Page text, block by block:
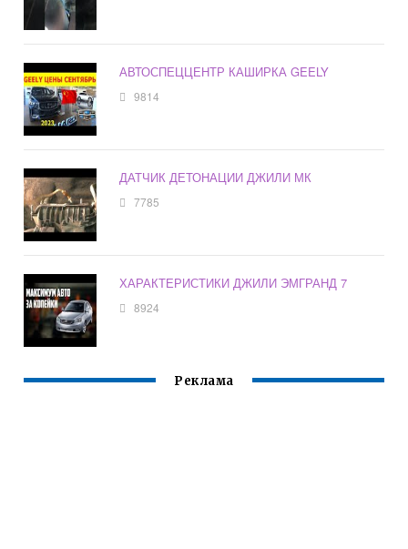
АВТОСПЕЦЦЕНТР КАШИРКА GEELY
9814
ДАТЧИК ДЕТОНАЦИИ ДЖИЛИ МК
7785
ХАРАКТЕРИСТИКИ ДЖИЛИ ЭМГРАНД 7
8924
Реклама